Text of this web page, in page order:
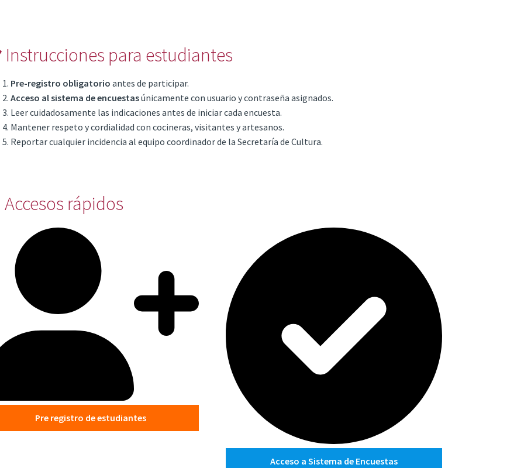
Instrucciones para estudiantes
Pre-registro obligatorio antes de participar.
Acceso al sistema de encuestasúnicamente con usuario y contraseña asignados.
Leer cuidadosamente las indicaciones antes de iniciar cada encuesta.
Mantener respeto y cordialidad con cocineras, visitantes y artesanos.
Reportar cualquier incidencia al equipo coordinador de la Secretaría de Cultura.
rápidos
Pre registro de estudiantes
Acceso a Sistema de Encuestas